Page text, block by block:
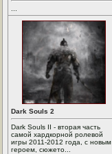
Dark Souls 2
Dark Souls II - вторая часть
самой хардкорной ролевой
игры 2011-2012 года, с новым
героем, сюжето...